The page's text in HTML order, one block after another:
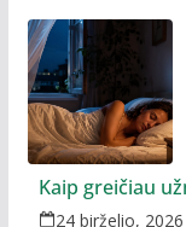
Kaip greičiau
24 birželio, 2026